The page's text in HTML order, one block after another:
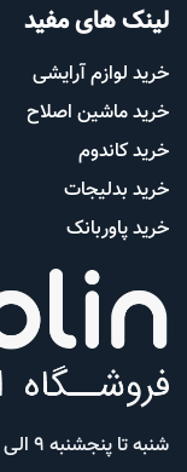
لینک های مفید
خرید لوازم آرایشی
خرید ماشین اصلاح
خرید کاندوم
خرید بدلیجات
خرید پاوربانک
شنبه تا پنجشنبه 9 الی 18 پاسخگوی شما هستیم